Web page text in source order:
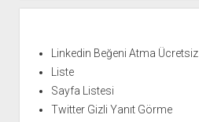
Linkedin Beğeni Atma Ücretsiz
Liste
Sayfa Listesi
Twitter Gizli Yanıt Görme